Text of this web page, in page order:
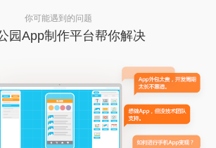
你可能遇到的问题
园App制作平台帮你解决